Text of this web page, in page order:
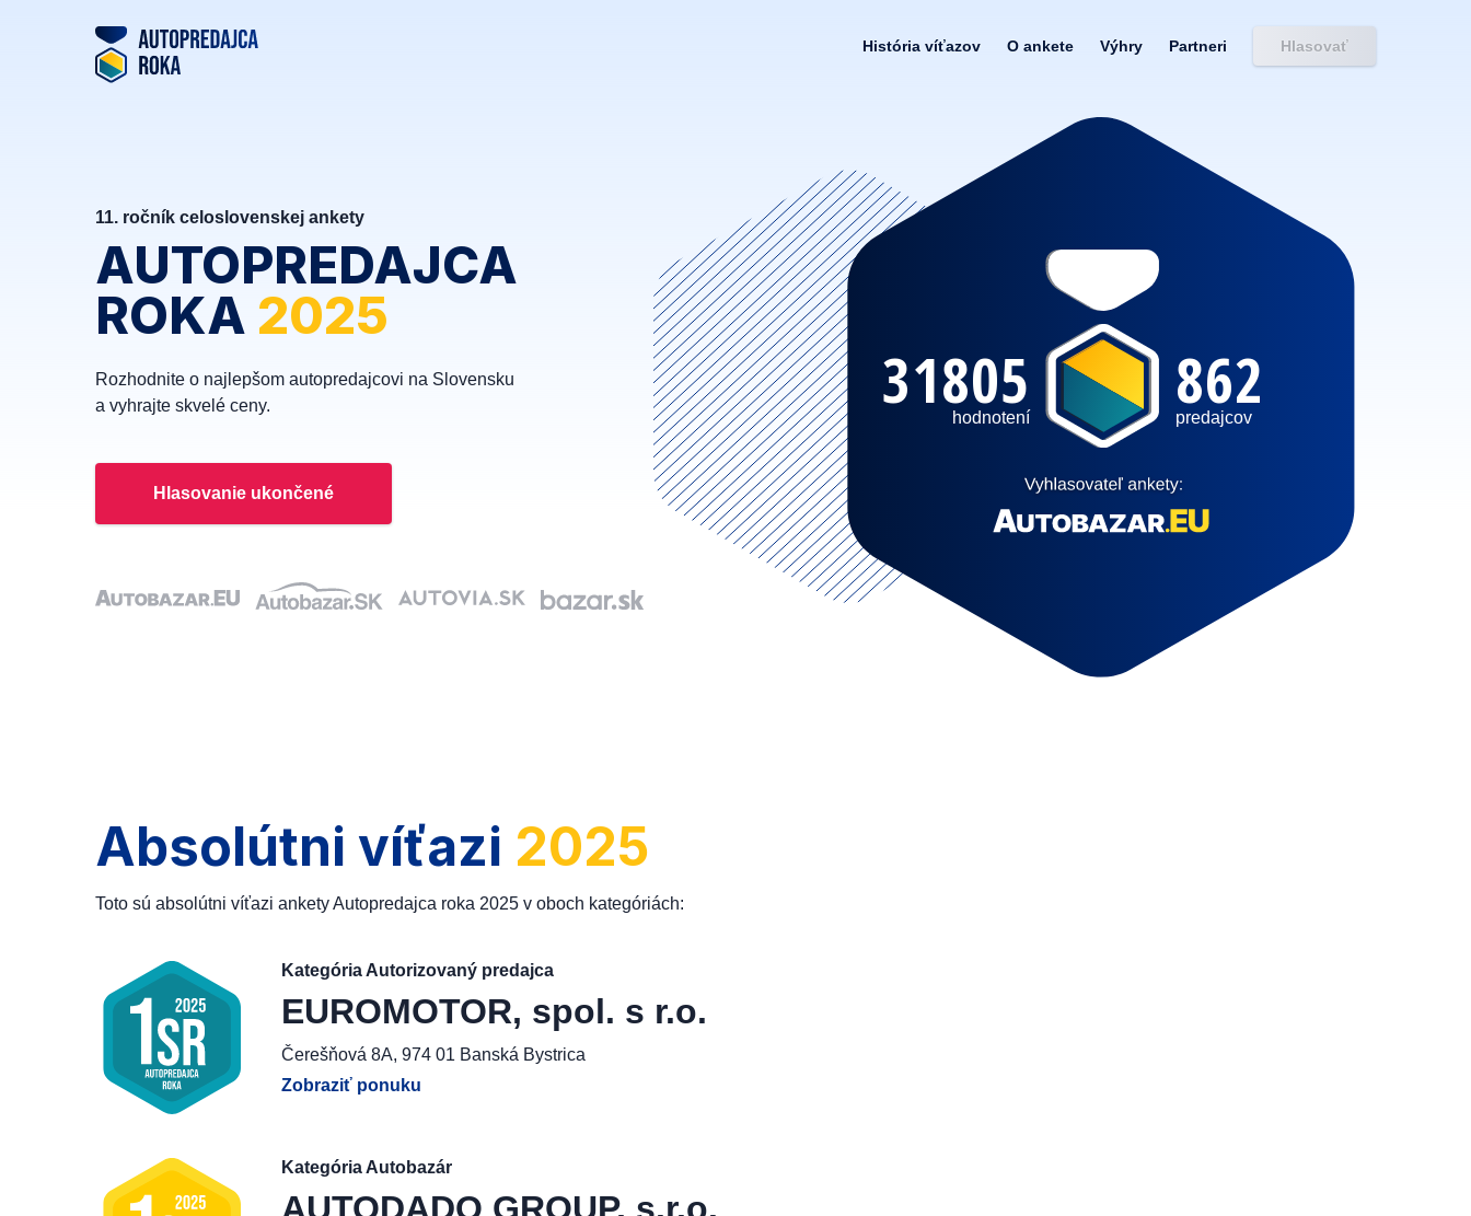
História víťazov O ankete Výhry Partneri Hlasovať
11. ročník celoslovenskej ankety
AUTOPREDAJCA
ROKA 2025
Rozhodnite o najlepšom autopredajcovi na Slovensku
a vyhrajte skvelé ceny.
Hlasovanie ukončené
862
predajcov
31805
hodnotení
Absolútni víťazi 2025
Toto sú absolútni víťazi ankety Autopredajca roka 2025 v oboch kategóriách:
Kategória Autorizovaný predajca
EUROMOTOR, spol. s r.o.
Čerešňová 8A, 974 01 Banská Bystrica
Zobraziť ponuku
Kategória Autobazár